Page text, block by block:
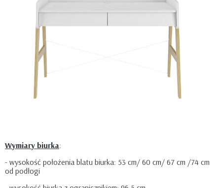
Wymiary biurka:
- wysokość położenia blatu biurka: 53 cm/ 60 cm/ 67 cm /74 cm
od podłogi